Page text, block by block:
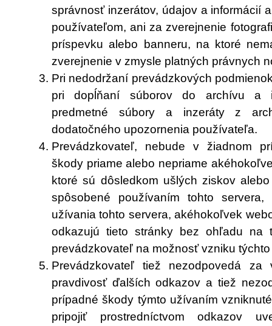
správnosť inzerátov, údajov a informácií
používateľom, ani za zverejnenie
príspevku alebo banneru, na ktoré
zverejnenie v zmysle platných právnych
Pri nedodržaní prevádzkových
pri dopĺňaní súborov do archívu a
predmetné súbory a inzeráty z
dodatočného upozornenia používateľa.
Prevádzkovateľ, nebude v žiadnom
škody priame alebo nepriame
ktoré sú dôsledkom ušlých ziskov
spôsobené používaním tohto servera,
užívania tohto servera, akéhokoľvek
odkazujú tieto stránky bez ohľadu na
prevádzkovateľ na možnosť vzniku
Prevádzkovateľ tiež nezodpovedá
pravdivosť ďalších odkazov a tiež
prípadné škody týmto užívaním
pripojiť prostredníctvom odkazov